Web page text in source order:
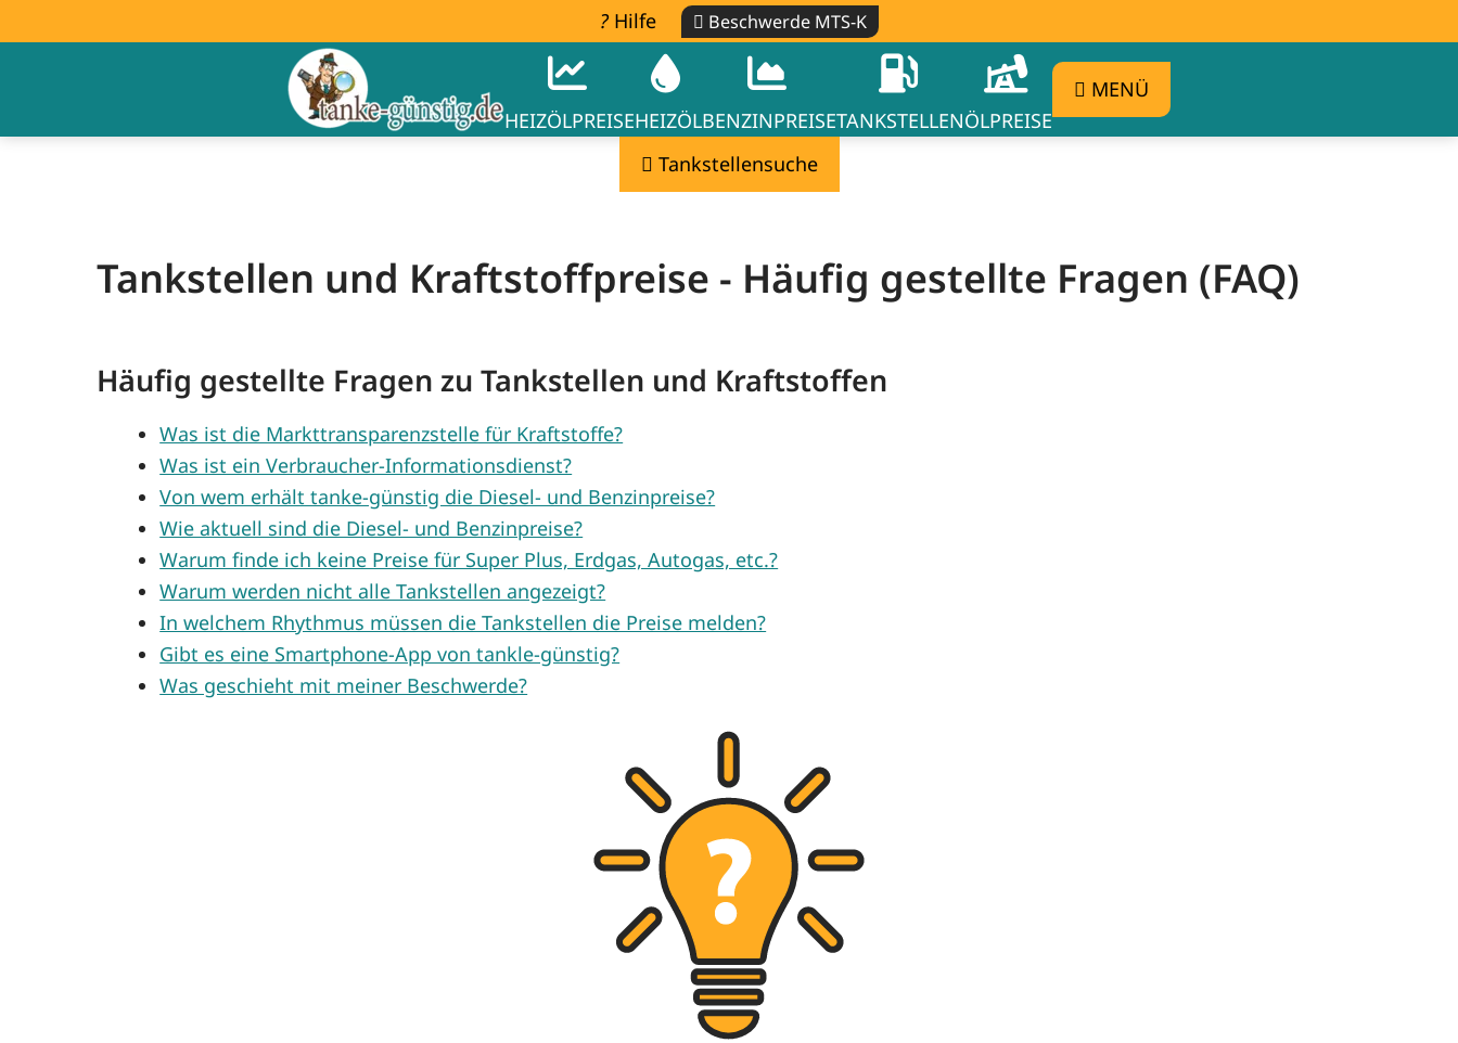
Hilfe Beschwerde MTS-K
HEIZÖLPREISEHEIZÖLBENZINPREISETANKSTELLENÖLPREISE
MENÜ
Tankstellensuche
Tankstellen und Kraftstoffpreise - Häufig gestellte Fragen (FAQ)
Häufig gestellte Fragen zu Tankstellen und Kraftstoffen
Was ist die Markttransparenzstelle für Kraftstoffe?
Was ist ein Verbraucher-Informationsdienst?
Von wem erhält tanke-günstig die Diesel- und Benzinpreise?
Wie aktuell sind die Diesel- und Benzinpreise?
Warum finde ich keine Preise für Super Plus, Erdgas, Autogas, etc.?
Warum werden nicht alle Tankstellen angezeigt?
In welchem Rhythmus müssen die Tankstellen die Preise melden?
Gibt es eine Smartphone-App von tankle-günstig?
Was geschieht mit meiner Beschwerde?